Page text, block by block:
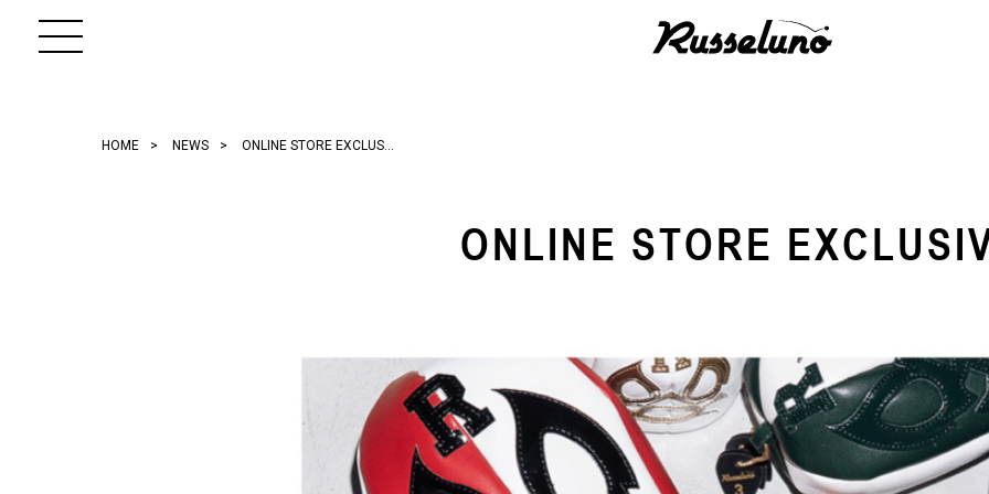
HOME > NEWS > ONLINE STORE EXCLUS…
ONLINE STORE